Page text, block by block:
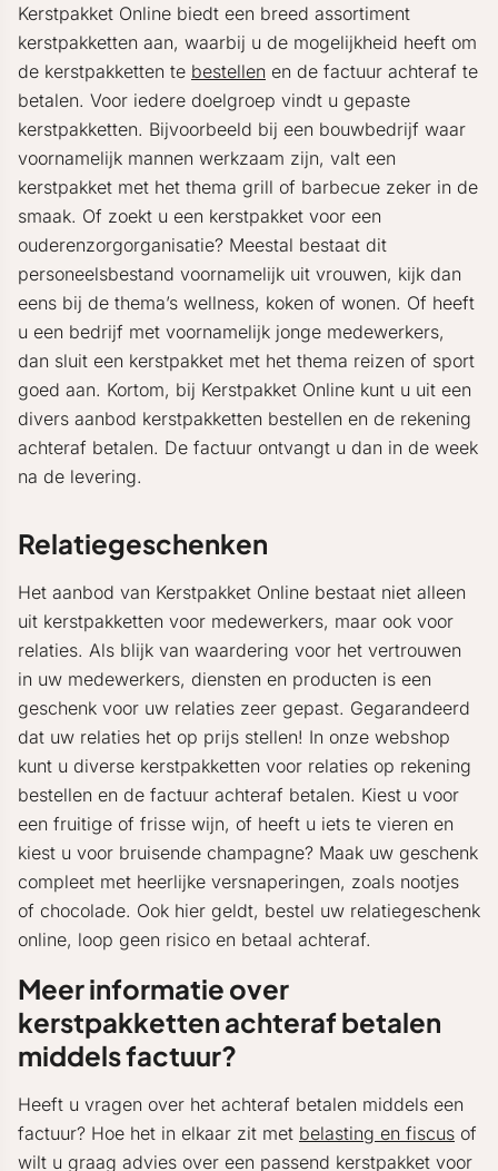
Kerstpakket Online biedt een breed assortiment
kerstpakketten aan, waarbij u de mogelijkheid heeft om
de kerstpakketten te bestellen en de factuur achteraf te
betalen. Voor iedere doelgroep vindt u gepaste
kerstpakketten. Bijvoorbeeld bij een bouwbedrijf waar
voornamelijk mannen werkzaam zijn, valt een
kerstpakket met het thema grill of barbecue zeker in de
smaak. Of zoekt u een kerstpakket voor een
ouderenzorgorganisatie? Meestal bestaat dit
personeelsbestand voornamelijk uit vrouwen, kijk dan
eens bij de thema’s wellness, koken of wonen. Of heeft
u een bedrijf met voornamelijk jonge medewerkers,
dan sluit een kerstpakket met het thema reizen of sport
goed aan. Kortom, bij Kerstpakket Online kunt u uit een
divers aanbod kerstpakketten bestellen en de rekening
achteraf betalen. De factuur ontvangt u dan in de week
na de levering.
Relatiegeschenken
Het aanbod van Kerstpakket Online bestaat niet alleen
uit kerstpakketten voor medewerkers, maar ook voor
relaties. Als blijk van waardering voor het vertrouwen
in uw medewerkers, diensten en producten is een
geschenk voor uw relaties zeer gepast. Gegarandeerd
dat uw relaties het op prijs stellen! In onze webshop
kunt u diverse kerstpakketten voor relaties op rekening
bestellen en de factuur achteraf betalen. Kiest u voor
een fruitige of frisse wijn, of heeft u iets te vieren en
kiest u voor bruisende champagne? Maak uw geschenk
compleet met heerlijke versnaperingen, zoals nootjes
of chocolade. Ook hier geldt, bestel uw relatiegeschenk
online, loop geen risico en betaal achteraf.
Meer informatie over
kerstpakketten achteraf betalen
middels factuur?
Heeft u vragen over het achteraf betalen middels een
factuur? Hoe het in elkaar zit met belasting en fiscus of
wilt u graag advies over een passend kerstpakket voor